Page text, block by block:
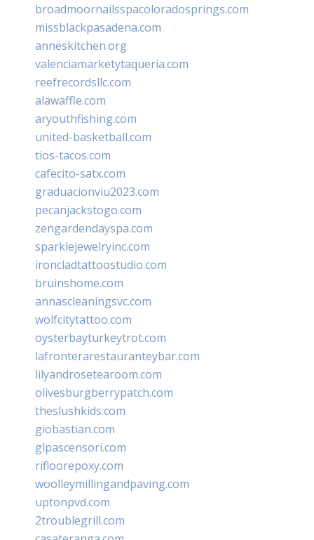
broadmoornailsspacoloradosprings.com
missblackpasadena.com
anneskitchen.org
valenciamarketytaqueria.com
reefrecordsllc.com
alawaffle.com
aryouthfishing.com
united-basketball.com
tios-tacos.com
cafecito-satx.com
graduacionviu2023.com
pecanjackstogo.com
zengardendayspa.com
sparklejewelryinc.com
ironcladtattoostudio.com
bruinshome.com
annascleaningsvc.com
wolfcitytattoo.com
oysterbayturkeytrot.com
lafronterarestauranteybar.com
lilyandrosetearoom.com
olivesburgberrypatch.com
theslushkids.com
giobastian.com
glpascensori.com
rifloorepoxy.com
woolleymillingandpaving.com
uptonpvd.com
2troublegrill.com